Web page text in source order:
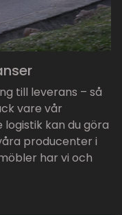
till leverans – så
vare vår
kan du göra
producenter i
har vi och